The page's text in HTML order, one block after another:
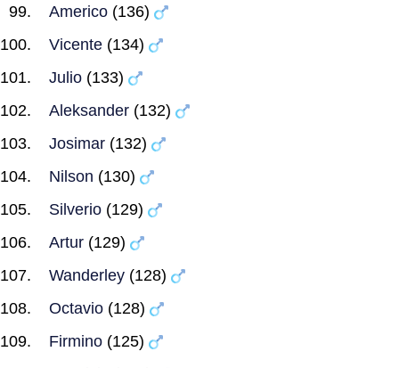
Americo (136)
Vicente (134)
Julio (133)
Aleksander (132)
Josimar (132)
Nilson (130)
Silverio (129)
Artur (129)
Wanderley (128)
Octavio (128)
Firmino (125)